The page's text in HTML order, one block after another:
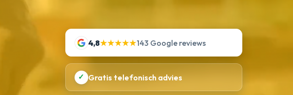
4,8★★★★★143 Google reviews
✓ Gratis telefonisch advies